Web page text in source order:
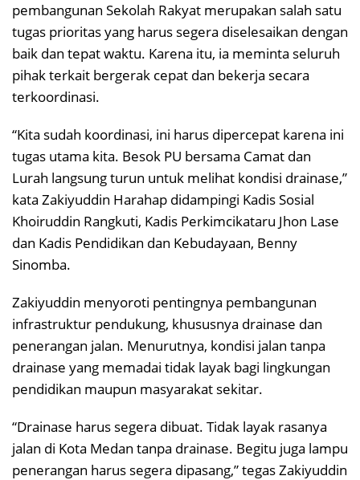
pembangunan Sekolah Rakyat merupakan salah satu
tugas prioritas yang harus segera diselesaikan dengan
baik dan tepat waktu. Karena itu, ia meminta seluruh
pihak terkait bergerak cepat dan bekerja secara
terkoordinasi.
“Kita sudah koordinasi, ini harus dipercepat karena ini
tugas utama kita. Besok PU bersama Camat dan
Lurah langsung turun untuk melihat kondisi drainase,”
kata Zakiyuddin Harahap didampingi Kadis Sosial
Khoiruddin Rangkuti, Kadis Perkimcikataru Jhon Lase
dan Kadis Pendidikan dan Kebudayaan, Benny
Sinomba.
Zakiyuddin menyoroti pentingnya pembangunan
infrastruktur pendukung, khususnya drainase dan
penerangan jalan. Menurutnya, kondisi jalan tanpa
drainase yang memadai tidak layak bagi lingkungan
pendidikan maupun masyarakat sekitar.
“Drainase harus segera dibuat. Tidak layak rasanya
jalan di Kota Medan tanpa drainase. Begitu juga lampu
penerangan harus segera dipasang,” tegas Zakiyuddin